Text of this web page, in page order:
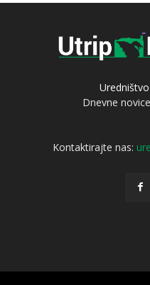
Dnevne
Kontaktirajte nas: